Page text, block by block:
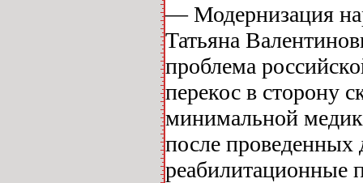
— Модернизация
Татьяна
проблема
перекос в сторону
минимальной
после проведенных
реабилитационные